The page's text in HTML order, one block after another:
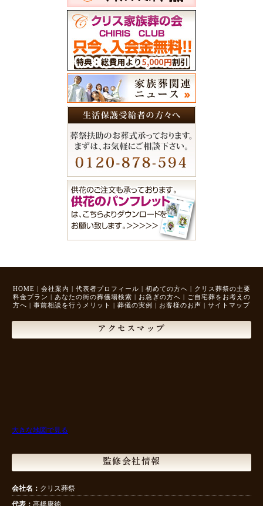
HOME | 会社案内 | 代表者プロフィール | 初めての方へ | クリス葬祭の主要
料金プラン | あなたの街の葬儀場検索 | お急ぎの方へ | ご自宅葬をお考えの
方へ | 事前相談を行うメリット | 葬儀の実例 | お客様のお声 | サイトマップ
アクセスマップ
大きな地図で見る
監修会社情報
会社名： クリス葬祭
代表： 髙橋康徳